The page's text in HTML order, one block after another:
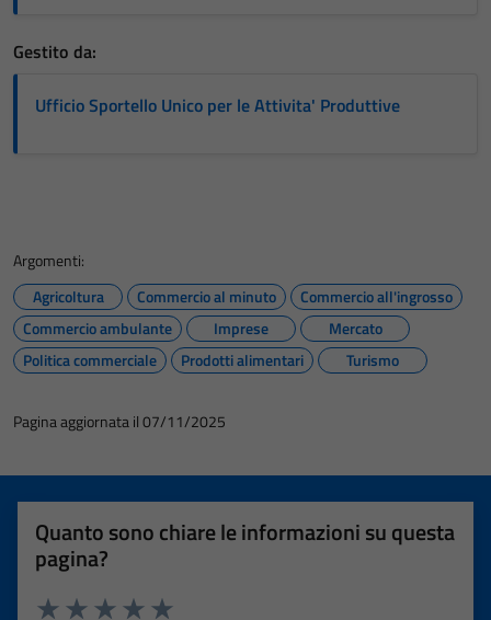
Gestito da:
Ufficio Sportello Unico per le Attivita' Produttive
Argomenti:
Agricoltura
Commercio al minuto
Commercio all'ingrosso
Commercio ambulante
Imprese
Mercato
Politica commerciale
Prodotti alimentari Turismo
Pagina aggiornata il 07/11/2025
Quanto sono chiare le informazioni su questa
pagina?